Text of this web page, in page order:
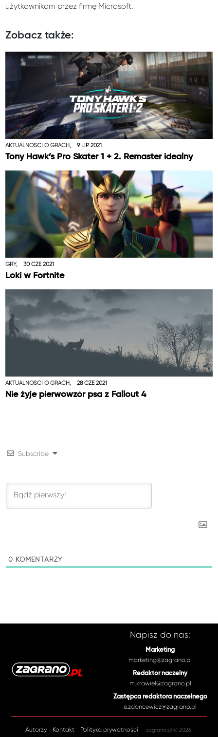
użytkownikom przez firmę Microsoft.
Zobacz także:
AKTUALNOŚCI O GRACH, 9 LIP 2021
Tony Hawk’s Pro Skater 1 + 2. Remaster idealny
GRY, 30 CZE 2021
Loki w Fortnite
AKTUALNOŚCI O GRACH, 28 CZE 2021
Nie żyje pierwowzór psa z Fallout 4
Subscribe
0 KOMENTARZY
Napisz do nas:
Marketing
marketing@zagrano.pl
Redaktor naczelny
m.krawiel@zagrano.pl
Zastępca redaktora naczelnego
e.zdancewicz@zagrano.pl
Autorzy Kontakt Polityka prywatności zagrano.pl © 2026